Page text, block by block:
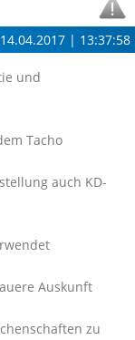
14.04.2017 | 13:37:58
und
Tacho
auch KD-
Auskunft
zu